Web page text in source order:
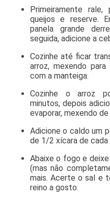
Primeiramente
queijos e reserve.
panela grande
seguida, adicione a
Cozinhe até ficar
arroz, mexendo
com a manteiga.
Cozinhe o arroz
minutos, depois
evaporar, mexendo
Adicione o caldo um
de 1/2 xícara de cada
Abaixe o fogo e
(mas não
mais. Acerte o sal e
reino a gosto.